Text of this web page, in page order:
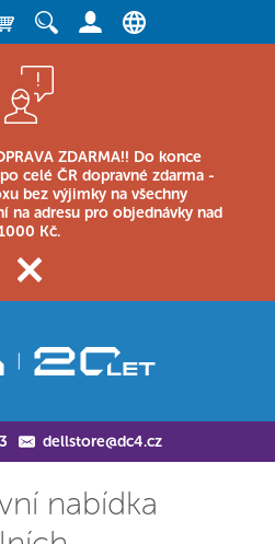
ZDARMA!! Do konce
celé ČR dopravné zdarma -
bez výjimky na všechny
na adresu pro objednávky nad
Kč.
dellstore@dc4.cz
nabídka